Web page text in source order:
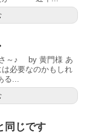
～♪ by 黄門様 あ
必要なのかもしれ
る...
同じです